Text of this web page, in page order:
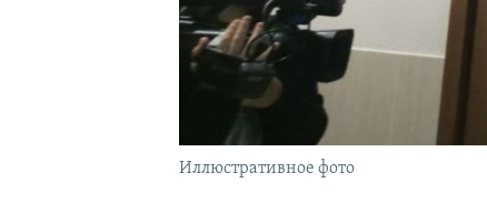
Иллюстративное фото